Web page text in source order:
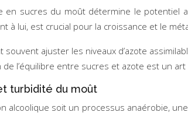
en sucres du moût détermine le
à lui, est crucial pour la croissance et le
souvent ajuster les niveaux d’azote
de l’équilibre entre sucres et azote est un
turbidité du moût
alcoolique soit un processus anaérobie,